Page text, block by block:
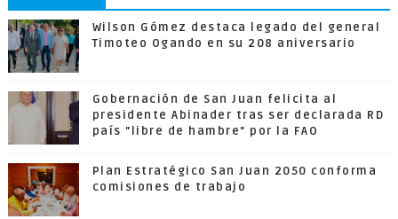
Wilson Gómez destaca legado del general
Timoteo Ogando en su 208 aniversario
Gobernación de San Juan felicita al
presidente Abinader tras ser declarada RD
país "libre de hambre" por la FAO
Plan Estratégico San Juan 2050 conforma
comisiones de trabajo